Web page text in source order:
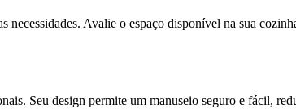
necessidades. Avalie o espaço disponível na sua
Seu design permite um manuseio seguro e fácil,